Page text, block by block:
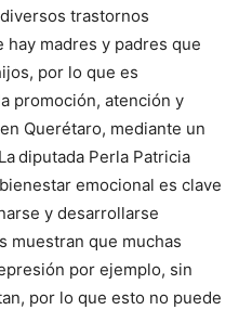
trastornos
madres y padres que
por lo que es
promoción, atención y
Querétaro, mediante un
diputada Perla Patricia
emocional es clave
y desarrollarse
muestran que muchas
por ejemplo, sin
por lo que esto no puede